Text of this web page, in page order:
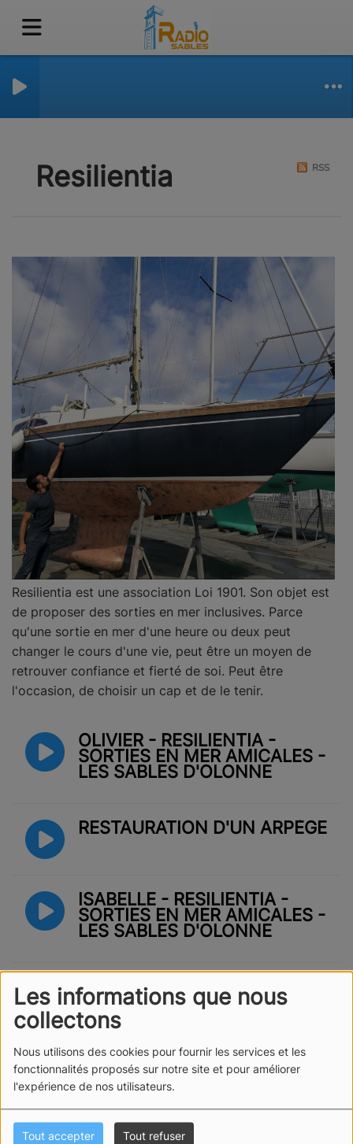
Les informations que nous
collectons
Nous utilisons des cookies pour fournir les services et les
fonctionnalités proposés sur notre site et pour améliorer
l'expérience de nos utilisateurs.
Tout accepter Tout refuser
Resilientia RSS
Resilientia est une association Loi 1901. Son objet est
de proposer des sorties en mer inclusives. Parce
qu'une sortie en mer d'une heure ou deux peut
changer le cours d'une vie, peut être un moyen de
retrouver confiance et fierté de soi. Peut être
l'occasion, de choisir un cap et de le tenir.
OLIVIER - RESILIENTIA -
SORTIES EN MER AMICALES -
LES SABLES D'OLONNE
RESTAURATION D'UN ARPÈGE
ISABELLE - RESILIENTIA -
SORTIES EN MER AMICALES -
LES SABLES D'OLONNE
18 ENFANTS DÉCOUVRENT LA
VOILE - RESILIENTIA
RESILIENTIA SUR FRANCE 3
JEAN ARMEL - RESILIENTIA